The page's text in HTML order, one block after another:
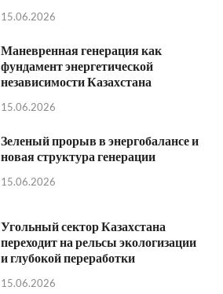
15.06.2026
Маневренная генерация как
фундамент энергетической
независимости Казахстана
15.06.2026
Зеленый прорыв в энергобалансе и
новая структура генерации
15.06.2026
Угольный сектор Казахстана
переходит на рельсы экологизации
и глубокой переработки
15.06.2026